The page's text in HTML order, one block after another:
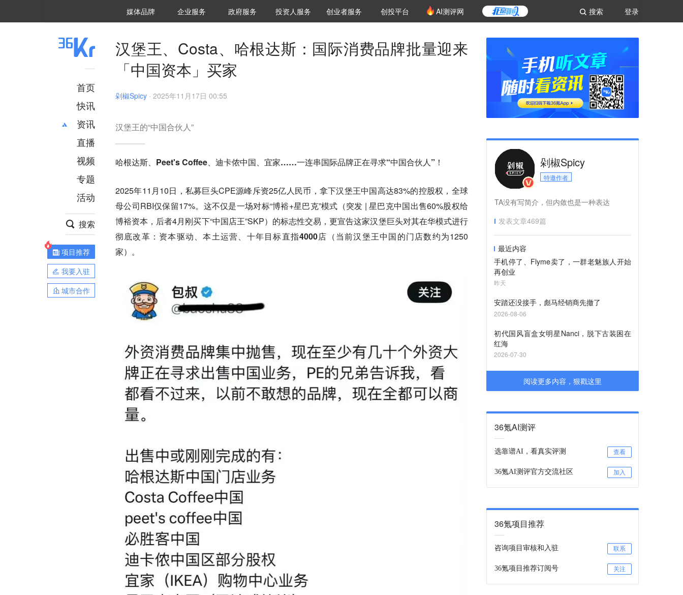
登录
搜索
媒体品牌 36Kr研究院
企业服务 城市之窗
政府服务 VClub投资机构库
投资机构职位推介
投资人服务 创投氪堂
创业者服务 创投平台 AI测评网
首页
快讯
资讯
推荐
财经
项目推荐
安徽
直播
视频
专题
活动
搜索
项目推荐
我要入驻
城市合作
汉堡王、Costa、哈根达斯：国际消费品牌批量迎来
「中国资本」买家
剁椒Spicy · 2025年11月17日 00:55
汉堡王的“中国合伙人”
哈根达斯、Peet's Coffee、迪卡侬中国、宜家……一连串国际品牌正在寻求“中国合伙人”！
2025年11月10日，私募巨头CPE源峰斥资25亿人民币，拿下汉堡王中国高达83%的控股权，全球
母公司RBI仅保留17%。这不仅是一场对标“博裕+星巴克”模式（突发 | 星巴克中国出售60%股权给
博裕资本，后者4月刚买下“中国店王”SKP）的标志性交易，更宣告这家汉堡巨头对其在华模式进行
彻底改革： 资本驱动、本土运营、十年目标直指4000店 （当前汉堡王中国的门店数约为1250
家）。
剁椒Spicy
特邀作者
TA没有写简介，但内敛也是一种表达
发表文章469篇
最近内容
手机停了、Flyme卖了，一群老魅族人开始
再创业
昨天
安踏还没接手，彪马经销商先撤了
2026-08-06
初代国风盲盒女明星Nanci，脱下古装困在
红海
2026-07-30
阅读更多内容，狠戳这里
36氪AI测评
选靠谱AI，看真实评测 查看
36氪AI测评官方交流社区 加入
36氪项目推荐
咨询项目审核和入驻 联系
36氪项目推荐订阅号 关注